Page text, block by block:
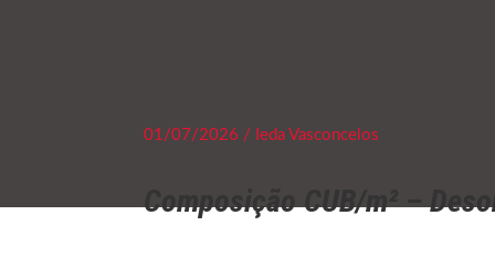
01/07/2026 / Ieda Vasconcelos
Composição CUB/m² –